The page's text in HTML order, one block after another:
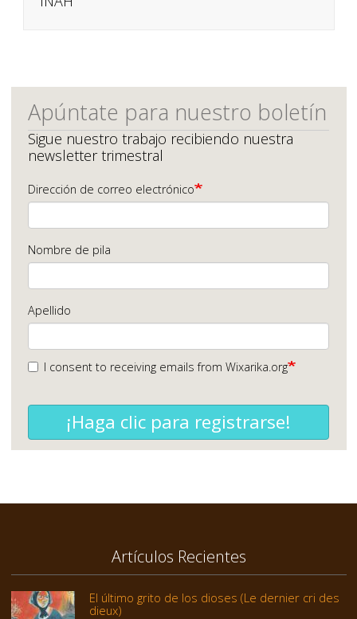
Apúntate para nuestro boletín
Sigue nuestro trabajo recibiendo nuestra
newsletter trimestral
Dirección de correo electrónico
Nombre de pila
Apellido
I consent to receiving emails from Wixarika.org
¡Haga clic para registrarse!
Artículos Recientes
El último grito de los dioses (Le dernier cri des
dieux)